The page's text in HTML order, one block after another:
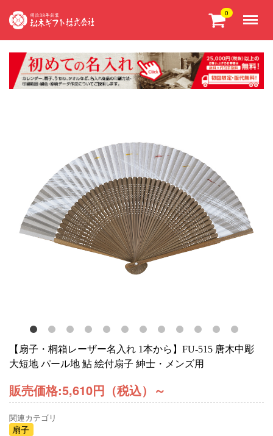
0
【扇子・桐箱レーザー名入れ 1本から】FU-515 唐木中彫
大短地 パール地 鮎 絵付扇子 紳士・メンズ用
販売価格:5,610円（税込） ～
関連カテゴリ
扇子